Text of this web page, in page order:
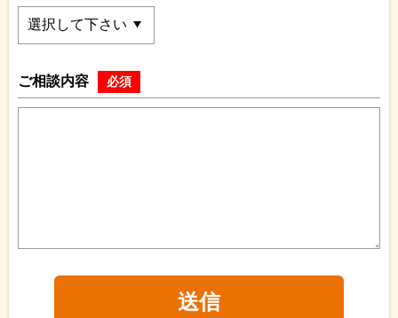
ご相談内容 必須
送信